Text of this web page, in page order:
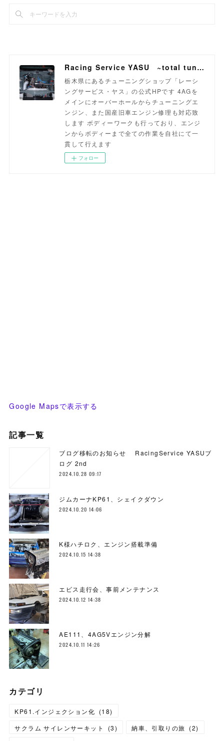
Racing Service YASU ~total tuning proshop~
栃木県にあるチューニングショップ「レーシ
ングサービス・ヤス」の公式HPです 4AGを
メインにオーバーホールからチューニングエ
ンジン、また国産旧車エンジン修理も対応致
します ボディーワークも行っており、エンジ
ンからボディーまで全ての作業を自社にて一
貫して行えます
フォロー
Google Mapsで表示する
記事一覧
ブログ移転のお知らせ RacingService YASUブ
ログ 2nd
2024.10.28 09:17
ジムカーナKP61、シェイクダウン
2024.10.20 14:06
K様ハチロク、エンジン搭載準備
2024.10.15 14:38
エビス走行会、事前メンテナンス
2024.10.12 14:38
AE111、4AG5Vエンジン分解
2024.10.11 14:26
カテゴリ
KP61.インジェクション化 (18)
サクラム サイレンサーキット
(3) 納車、引取りの旅 (2)